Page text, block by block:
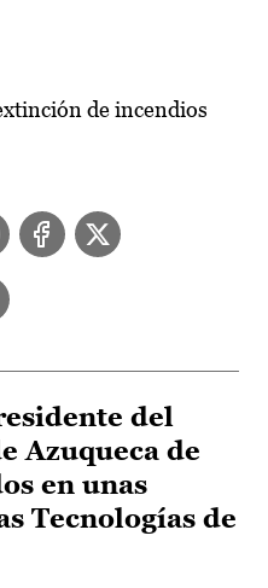
de incendios
del
Azuqueca de
en unas
Tecnologías de